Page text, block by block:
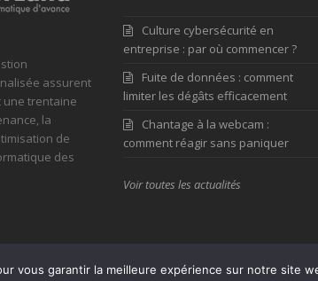
assurent
une trentaine
la
de
des
Culture cybersécurité en
entreprise : par où commencer ?
Fuite de données : comment
limiter les dégâts efficacement
Chantage à la webcam :
comment réagir sans paniquer
Voir toutes les actualités
vous garantir la meilleure expérience sur notre site